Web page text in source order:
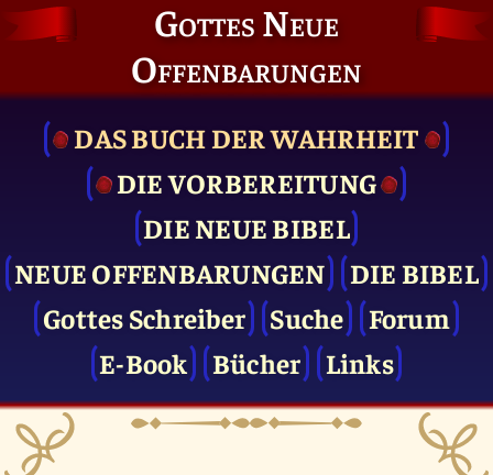
Gottes Neue
Offenbarungen
DAS BUCH DER WAHRHEIT
DIE VOR­BEREITUNG
DIE NEUE BIBEL
NEUE OFFENBARUNGEN
DIE BIBEL
Gottes Schreiber
Suche
Forum
E-Book
Bücher Links